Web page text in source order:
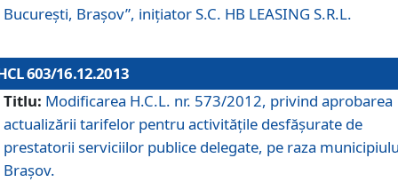
Bucureşti, Braşov”, iniţiator S.C. HB LEASING S.R.L.
603/16.12.2013
Titlu: Modificarea H.C.L. nr. 573/2012, privind aprobarea
actualizării tarifelor pentru activităţile desfăşurate de
prestatorii serviciilor publice delegate, pe raza
Braşov.